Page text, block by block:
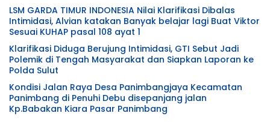
LSM GARDA TIMUR INDONESIA Nilai Klarifikasi Dibalas
Intimidasi, Alvian katakan Banyak belajar lagi Buat Viktor
Sesuai KUHAP pasal 108 ayat 1
Klarifikasi Diduga Berujung Intimidasi, GTI Sebut Jadi
Polemik di Tengah Masyarakat dan Siapkan Laporan ke
Polda Sulut
Kondisi Jalan Raya Desa Panimbangjaya Kecamatan
Panimbang di Penuhi Debu disepanjang jalan
Kp.Babakan Kiara Pasar Panimbang